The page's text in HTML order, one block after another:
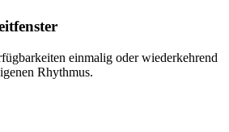
einmalig oder wiederkehrend
Rhythmus.